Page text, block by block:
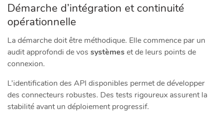
Démarche d’intégration et continuité
opérationnelle
La démarche doit être méthodique. Elle commence par un
audit approfondi de vos systèmeset de leurs points de
connexion.
L’identification des API disponibles permet de développer
des connecteurs robustes. Des tests rigoureux assurent la
stabilité avant un déploiement progressif.